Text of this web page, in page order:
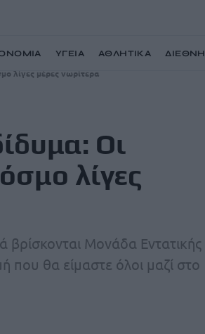
ΥΓΕΙΑ ΑΘΛΗΤΙΚΑ ΔΙΕΘΝΗ
λίγες μέρες νωρίτερα
Οι
λίγες
Μονάδα Εντατικής
που θα είμαστε όλοι μαζί στο